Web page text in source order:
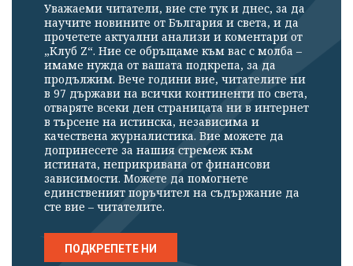
Уважаеми читатели, вие сте тук и днес, за да
научите новините от България и света, и да
прочетете актуални анализи и коментари от
„Клуб Z“. Ние се обръщаме към вас с молба –
имаме нужда от вашата подкрепа, за да
продължим. Вече години вие, читателите ни
в 97 държави на всички континенти по света,
отваряте всеки ден страницата ни в интернет
в търсене на истинска, независима и
качествена журналистика. Вие можете да
допринесете за нашия стремеж към
истината, неприкривана от финансови
зависимости. Можете да помогнете
единственият поръчител на съдържание да
сте вие – читателите.
ПОДКРЕПЕТЕ НИ